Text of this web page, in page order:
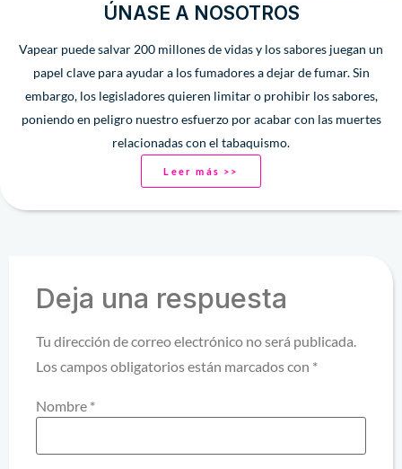
ÚNASE A NOSOTROS
Vapear puede salvar 200 millones de vidas y los sabores juegan un
papel clave para ayudar a los fumadores a dejar de fumar. Sin
embargo, los legisladores quieren limitar o prohibir los sabores,
poniendo en peligro nuestro esfuerzo por acabar con las muertes
relacionadas con el tabaquismo.
Leer más >>
Deja una respuesta
Tu dirección de correo electrónico no será publicada.
Los campos obligatorios están marcados con *
Nombre *